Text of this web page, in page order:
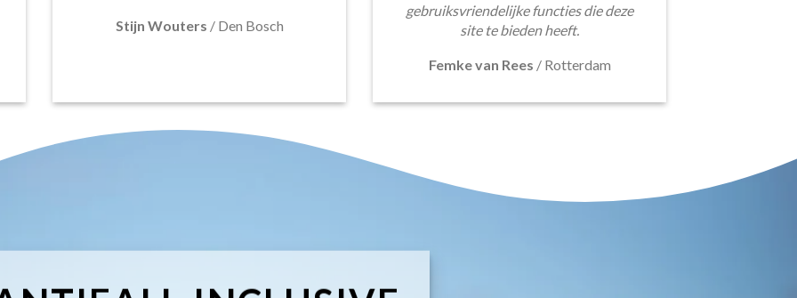
Stijn Wouters / Den Bosch
gebruiksvriendelijke functies die deze
site te bieden heeft.
Femke van Rees / Rotterdam